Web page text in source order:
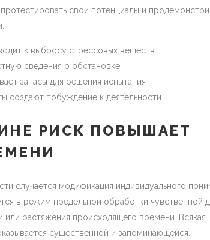
свои потенциалы и
к выбросу стрессовых веществ
сведения о обстановке
запасы для решения испытания
создают побуждение к деятельности
РИСК ПОВЫШАЕТ
случается модификация индивидуального
в режим предельной обработки чувственной
растяжения происходящего времени. Всякая
существенной и запоминающейся.